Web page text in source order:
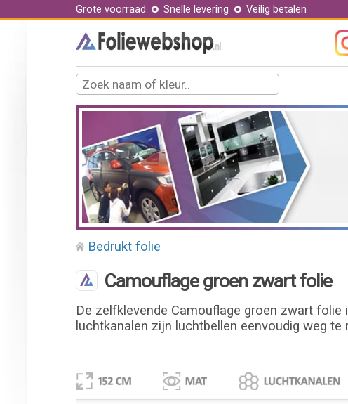
Grote voorraad Snelle levering Veilig betalen
Bedrukt folie
Camouflage groen zwart folie
De zelfklevende Camouflage groen zwart
luchtkanalen zijn luchtbellen eenvoudig weg